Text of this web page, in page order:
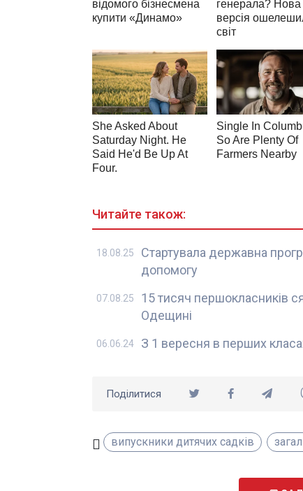
Читайте також:
Стартувала державна
допомогу
18.08.25
15 тисяч першокласників
Одещині
07.08.25
З 1 вересня в перших
06.06.24
Поділитися
випускники дитячих садків